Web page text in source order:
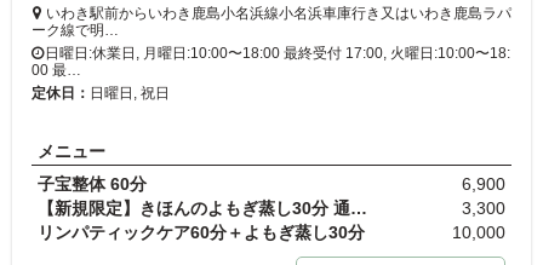
いわき駅前からいわき鹿島小名浜線小名浜車庫行き又はいわき鹿島ラパ
ーク線で明…
日曜日:休業日, 月曜日:10:00〜18:00 最終受付 17:00, 火曜日:10:00〜18:
00 最…
定休日： 日曜日, 祝日
メニュー
子宝整体 60分
6,900
【新規限定】きほんのよもぎ蒸し30分 通常料金3,900円
3,300
リンパティックケア60分＋よもぎ蒸し30分
10,000